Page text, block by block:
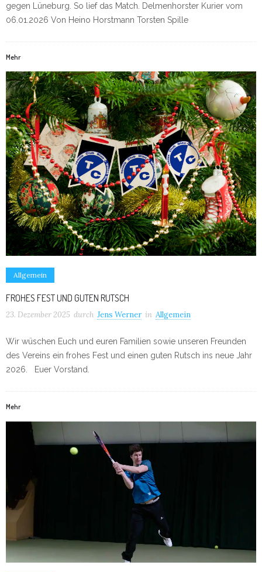
gegen Lüneburg. So lief das Match. Delmenhorster Kurier vom
06.01.2026 Von Heino Horstmann Torsten Spille
Mehr
Allgemein
FROHES FEST UND GUTEN RUTSCH
23. Dezember 2025 durch Jens Werner in Allgemein
Wir wüschen Euch und euren Familien sowie unseren Freunden
des Vereins ein frohes Fest und einen guten Rutsch ins neue Jahr
2026. Euer Vorstand.
Mehr